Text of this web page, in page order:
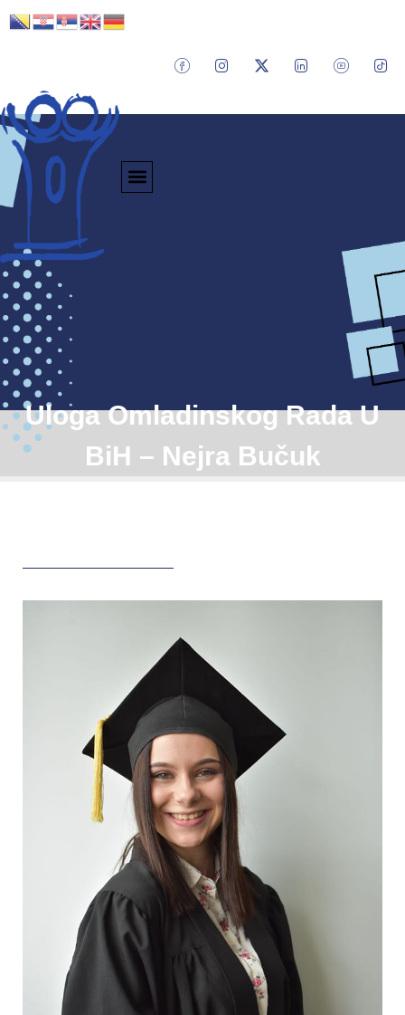
Uloga Omladinskog Rada U
BiH – Nejra Bučuk